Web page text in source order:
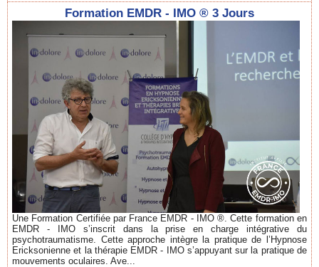
Formation EMDR - IMO ® 3 Jours
Une Formation Certifiée par France EMDR - IMO ®. Cette formation en
EMDR - IMO s’inscrit dans la prise en charge intégrative du
psychotraumatisme. Cette approche intègre la pratique de l’Hypnose
Ericksonienne et la thérapie EMDR - IMO s’appuyant sur la pratique de
mouvements oculaires. Ave...